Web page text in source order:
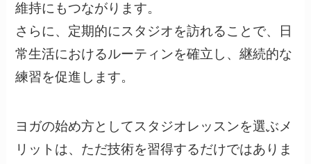
維持にもつながります。
さらに、定期的にスタジオを訪れることで、日
常生活におけるルーティンを確立し、継続的な
練習を促進します。
ヨガの始め方としてスタジオレッスンを選ぶメ
リットは、ただ技術を習得するだけではありま